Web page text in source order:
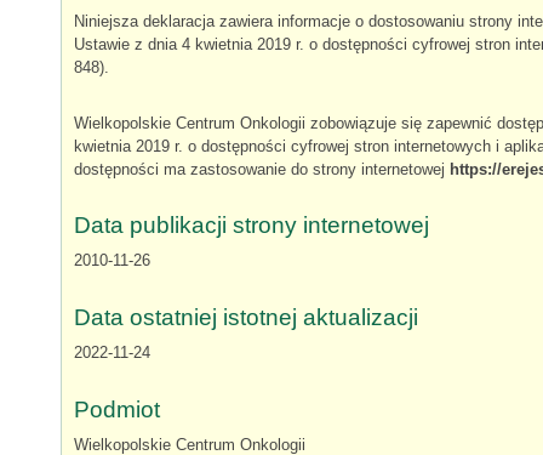
Niniejsza deklaracja zawiera informacje o dostosowaniu strony
Ustawie z dnia 4 kwietnia 2019 r. o dostępności cyfrowej stron
848).
Wielkopolskie Centrum Onkologii zobowiązuje się zapewnić
kwietnia 2019 r. o dostępności cyfrowej stron internetowych i
dostępności ma zastosowanie do strony internetowej https://
Data publikacji strony internetowej
2010-11-26
Data ostatniej istotnej aktualizacji
2022-11-24
Podmiot
Wielkopolskie Centrum Onkologii